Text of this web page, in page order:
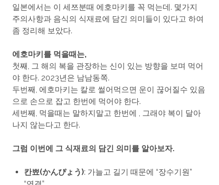
일본에서는 이 세쯔분때 에호마키를 꼭 먹는데. 몇가지
주의사항과 음식의 식재료에 담긴 의미들이 있다고 하여
좀 정리해 보았다.
에호마키를 먹을때는,
첫째, 그 해의 복을 관장하는 신이 있는 방향을 보며 먹어
야 한다. 2023년은 남남동쪽.
두번째, 에호마키는 칼로 썰어먹으면 운이 끊어질수 있음
으로 손으로 잡고 한번에 먹어야 한다.
세번째, 먹을때는 말하지말고 한번에 , 그래야 복이 달아
나지 않는다고 한다.
그럼 이번에 그 식재료의 담긴 의미를 알아보자.
칸뾰(かんぴょう): 가늘고 길기 때문에 “장수기원”